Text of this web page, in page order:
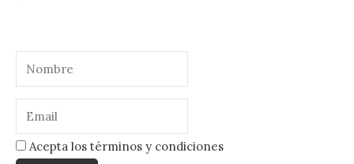
Acepta los términos y condiciones